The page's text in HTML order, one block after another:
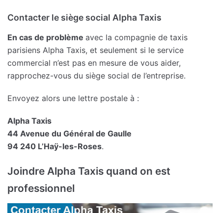
Contacter le siège social Alpha Taxis
En cas de problème avec la compagnie de taxis
parisiens Alpha Taxis, et seulement si le service
commercial n’est pas en mesure de vous aider,
rapprochez-vous du siège social de l’entreprise.
Envoyez alors une lettre postale à :
Alpha Taxis
44 Avenue du Général de Gaulle
94 240 L’Haÿ-les-Roses.
Joindre Alpha Taxis quand on est
professionnel